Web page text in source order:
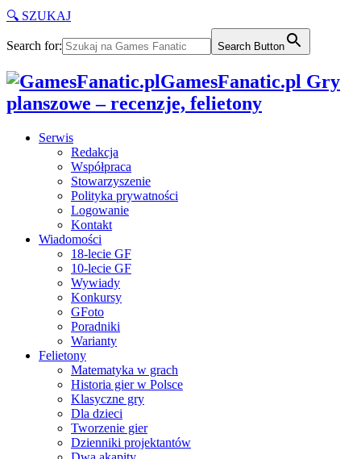
🔍 SZUKAJ
Search for: Search Button
GamesFanatic.pl Gry
planszowe – recenzje, felietony
Serwis
Redakcja
Współpraca
Stowarzyszenie
Polityka prywatności
Logowanie
Kontakt
Wiadomości
18-lecie GF
10-lecie GF
Wywiady
Konkursy
GFoto
Poradniki
Warianty
Felietony
Matematyka w grach
Historia gier w Polsce
Klasyczne gry
Dla dzieci
Tworzenie gier
Dzienniki projektantów